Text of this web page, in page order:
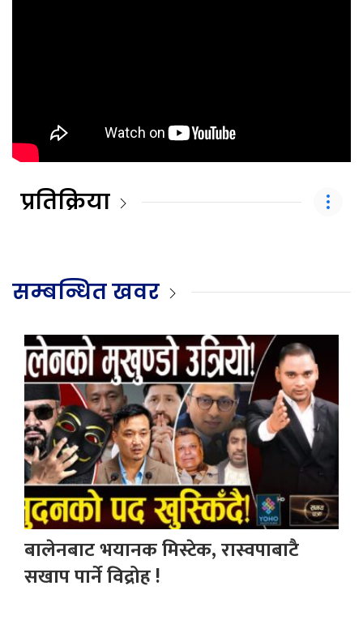
प्रतिक्रिया
सम्बन्धित खवर
बालेनबाट भयानक मिस्टेक, रास्वपाबाटै
सखाप पार्ने विद्रोह !